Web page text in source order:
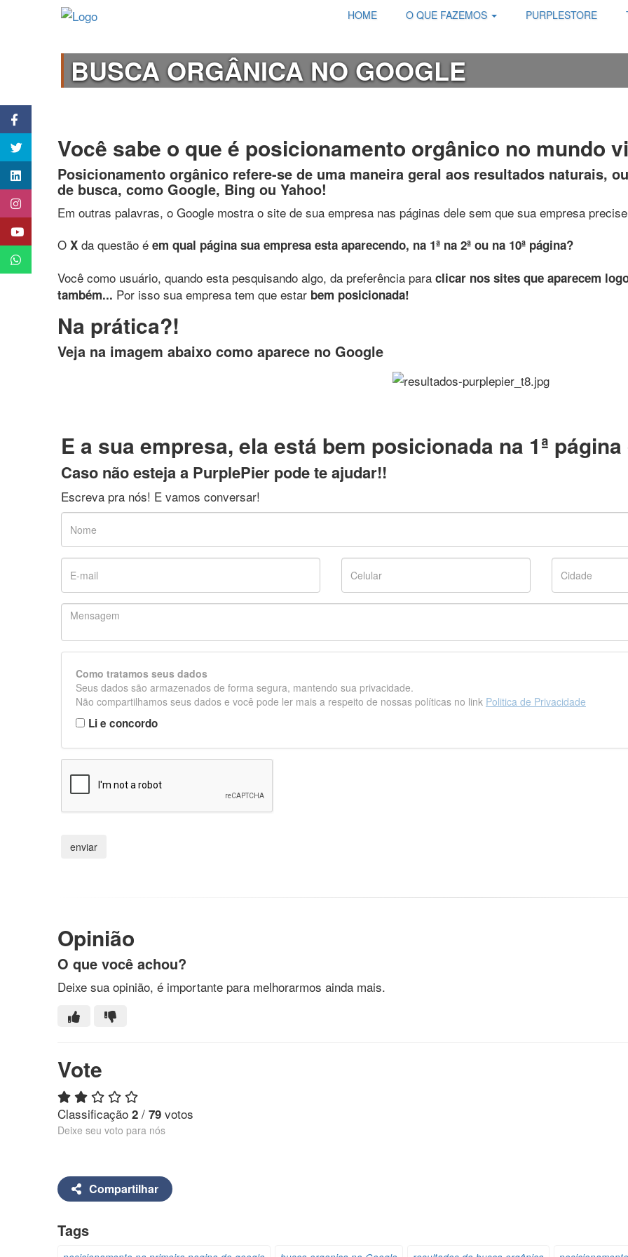
HOME O QUE FAZEMOS PURPLESTORE
BUSCA ORGÂNICA NO GOOGLE
Você sabe o que é posicionamento orgânico no mundo
Posicionamento orgânico refere-se de uma maneira geral aos resultados naturais,
de busca, como Google, Bing ou Yahoo!
Em outras palavras, o Google mostra o site de sua empresa nas páginas dele sem que sua empresa
O X da questão é em qual página sua empresa esta aparecendo, na 1ª na 2ª ou na 10ª página?
Você como usuário, quando esta pesquisando algo, da preferência para clicar nos sites que aparecem
também... Por isso sua empresa tem que estar bem posicionada!
Na prática?!
Veja na imagem abaixo como aparece no Google
E a sua empresa, ela está bem posicionada na 1ª
Caso não esteja a PurplePier pode te ajudar!!
Escreva pra nós! E vamos conversar!
Como tratamos seus dados
Seus dados são armazenados de forma segura, mantendo sua privacidade.
Não compartilhamos seus dados e você pode ler mais a respeito de nossas políticas no link Politica de Privacidade
Li e concordo
Opinião
O que você achou?
Deixe sua opinião, é importante para melhorarmos ainda mais.
Vote
Classificação 2 / 79 votos
Deixe seu voto para nós
Compartilhar
Tags